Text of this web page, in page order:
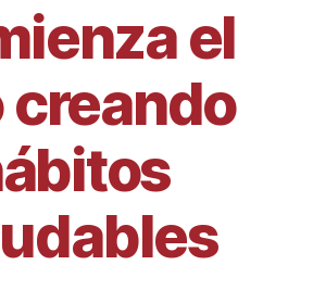
el
creando